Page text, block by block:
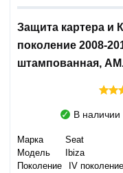
Защита картера и
поколение 2008-
штампованная,
В наличии
Марка
Seat
Модель
Ibiza
Поколение
IV поколение